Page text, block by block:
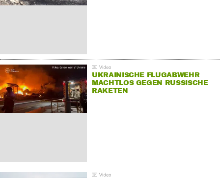
UKRAINISCHE FLUGABWEHR
MACHTLOS GEGEN RUSSISCHE
RAKETEN